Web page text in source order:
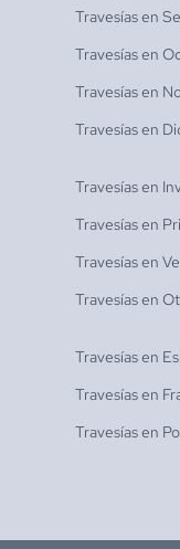
Travesías en
Travesías en
Travesías en
Travesías en
Travesías en
Travesías en
Travesías en
Travesías en
Travesías en
Travesías en
Travesías en